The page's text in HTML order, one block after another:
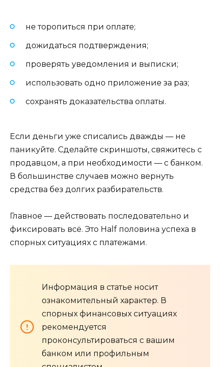
не торопиться при оплате;
дожидаться подтверждения;
проверять уведомления и выписки;
использовать одно приложение за раз;
сохранять доказательства оплаты.
Если деньги уже списались дважды — не
паникуйте. Сделайте скриншоты, свяжитесь с
продавцом, а при необходимости — с банком.
В большинстве случаев можно вернуть
средства без долгих разбирательств.
Главное — действовать последовательно и
фиксировать всё. Это Half половина успеха в
спорных ситуациях с платежами.
Информация в статье носит
ознакомительный характер. В
спорных финансовых ситуациях
рекомендуется
проконсультироваться с вашим
банком или профильным